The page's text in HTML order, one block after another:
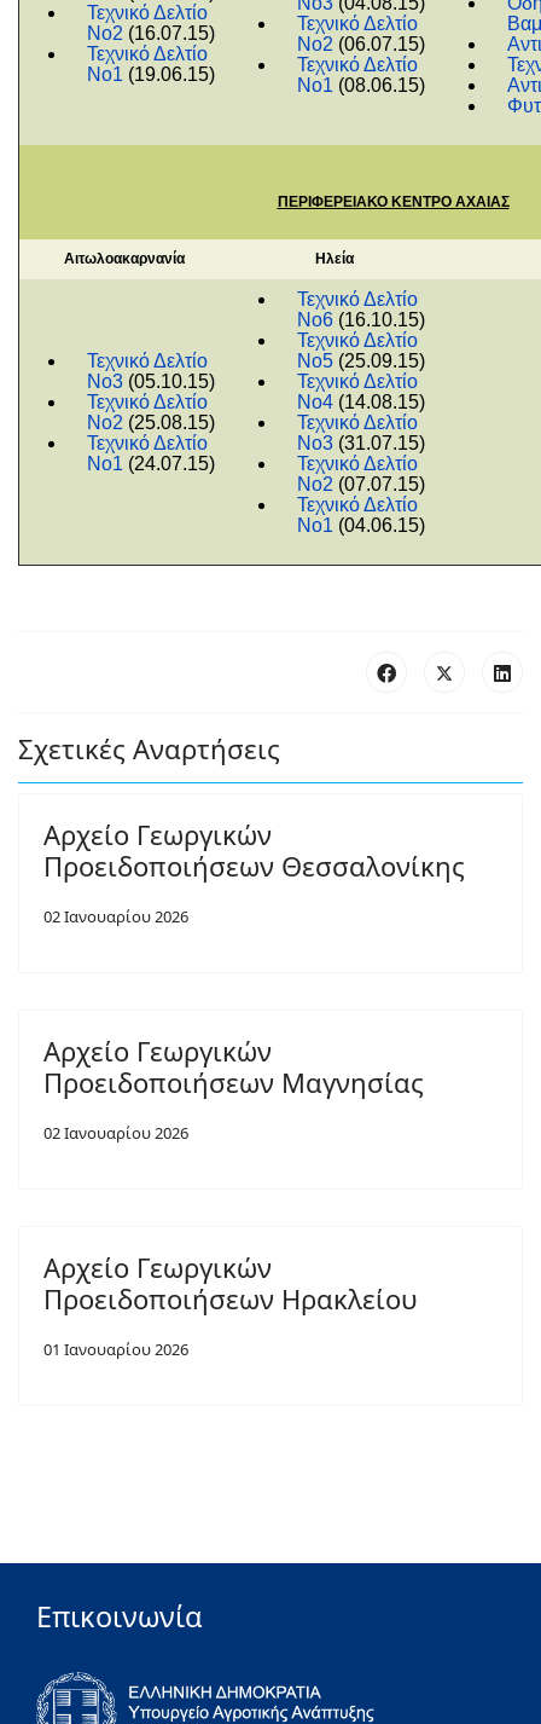
Τεχνικό Δελτίο
Νο2 (16.07.15)
Τεχνικό Δελτίο
Νο1 (19.06.15)
Τεχνικό Δελτίο
Νο2 (06.07.15)
Τεχνικό Δελτίο
Νο1 (08.06.15)
ΠΕΡΙΦΕΡΕΙΑΚΟ ΚΕΝΤΡΟ ΑΧΑΙΑΣ
Αιτωλοακαρνανία Ηλεία
Τεχνικό Δελτίο
Νο3 (05.10.15)
Τεχνικό Δελτίο
Νο2 (25.08.15)
Τεχνικό Δελτίο
Νο1 (24.07.15)
Τεχνικό Δελτίο
Νο6 (16.10.15)
Τεχνικό Δελτίο
Νο5 (25.09.15)
Τεχνικό Δελτίο
Νο4 (14.08.15)
Τεχνικό Δελτίο
Νο3 (31.07.15)
Τεχνικό Δελτίο
Νο2 (07.07.15)
Τεχνικό Δελτίο
Νο1 (04.06.15)
Σχετικές Αναρτήσεις
Αρχείο Γεωργικών
Προειδοποιήσεων Θεσσαλονίκης
02 Ιανουαρίου 2026
Αρχείο Γεωργικών
Προειδοποιήσεων Μαγνησίας
02 Ιανουαρίου 2026
Αρχείο Γεωργικών
Προειδοποιήσεων Ηρακλείου
01 Ιανουαρίου 2026
Επικοινωνία